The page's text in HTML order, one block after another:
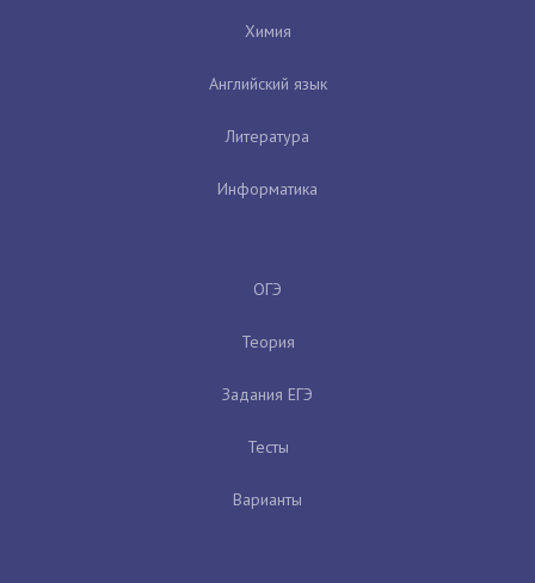
Химия
Английский язык
Литература
Информатика
ОГЭ
Теория
Задания ЕГЭ
Тесты
Варианты